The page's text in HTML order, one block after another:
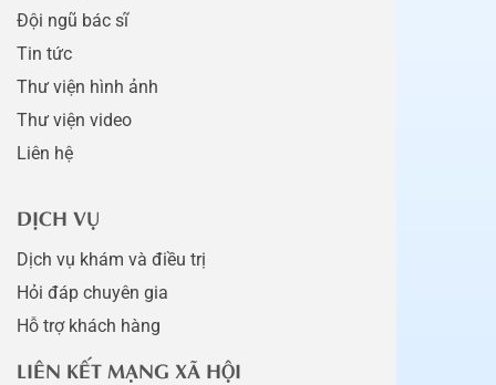
Đội ngũ bác sĩ
Tin tức
Thư viện hình ảnh
Thư viện video
Liên hệ
DỊCH VỤ
Dịch vụ khám và điều trị
Hỏi đáp chuyên gia
Hỗ trợ khách hàng
LIÊN KẾT MẠNG XÃ HỘI